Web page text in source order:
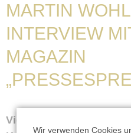
MARTIN
INTERVIEW
MAGAZIN
Viel Wirbel gab es
Wir verwenden Cookies